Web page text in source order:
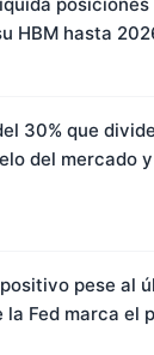
HBM hasta
30% que
del mercado
pese al
Fed marca el